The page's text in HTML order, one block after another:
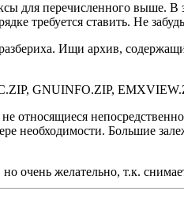
для перечисленного выше.
требуется ставить. Hе
Ищи архив,
GNUINFO.ZIP,
относящиеся
необходимости. Большие
очень желательно, т.к.